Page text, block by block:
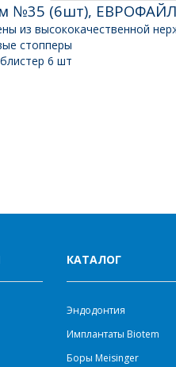
№35 (6шт), ЕВРОФАЙЛ
из высококачественной
стопперы
6 шт
КАТАЛОГ
Эндодонтия
Имплантаты Biotem
Боры Meisinger